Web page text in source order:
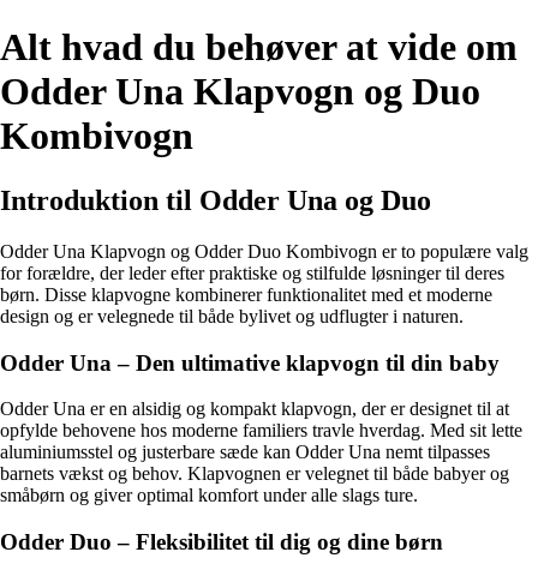
Alt hvad du behøver at vide om
Odder Una Klapvogn og Duo
Kombivogn
Introduktion til Odder Una og Duo
Odder Una Klapvogn og Odder Duo Kombivogn er to populære valg
for forældre, der leder efter praktiske og stilfulde løsninger til deres
børn. Disse klapvogne kombinerer funktionalitet med et moderne
design og er velegnede til både bylivet og udflugter i naturen.
Odder Una – Den ultimative klapvogn til din baby
Odder Una er en alsidig og kompakt klapvogn, der er designet til at
opfylde behovene hos moderne familiers travle hverdag. Med sit lette
aluminiumsstel og justerbare sæde kan Odder Una nemt tilpasses
barnets vækst og behov. Klapvognen er velegnet til både babyer og
småbørn og giver optimal komfort under alle slags ture.
Odder Duo – Fleksibilitet til dig og dine børn